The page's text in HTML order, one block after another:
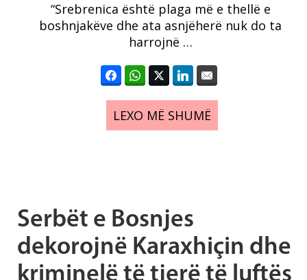
“Srebrenica është plaga më e thellë e
boshnjakëve dhe ata asnjëherë nuk do ta
harrojnë …
LEXO MË SHUMË
Serbët e Bosnjes
dekorojnë Karaxhiçin dhe